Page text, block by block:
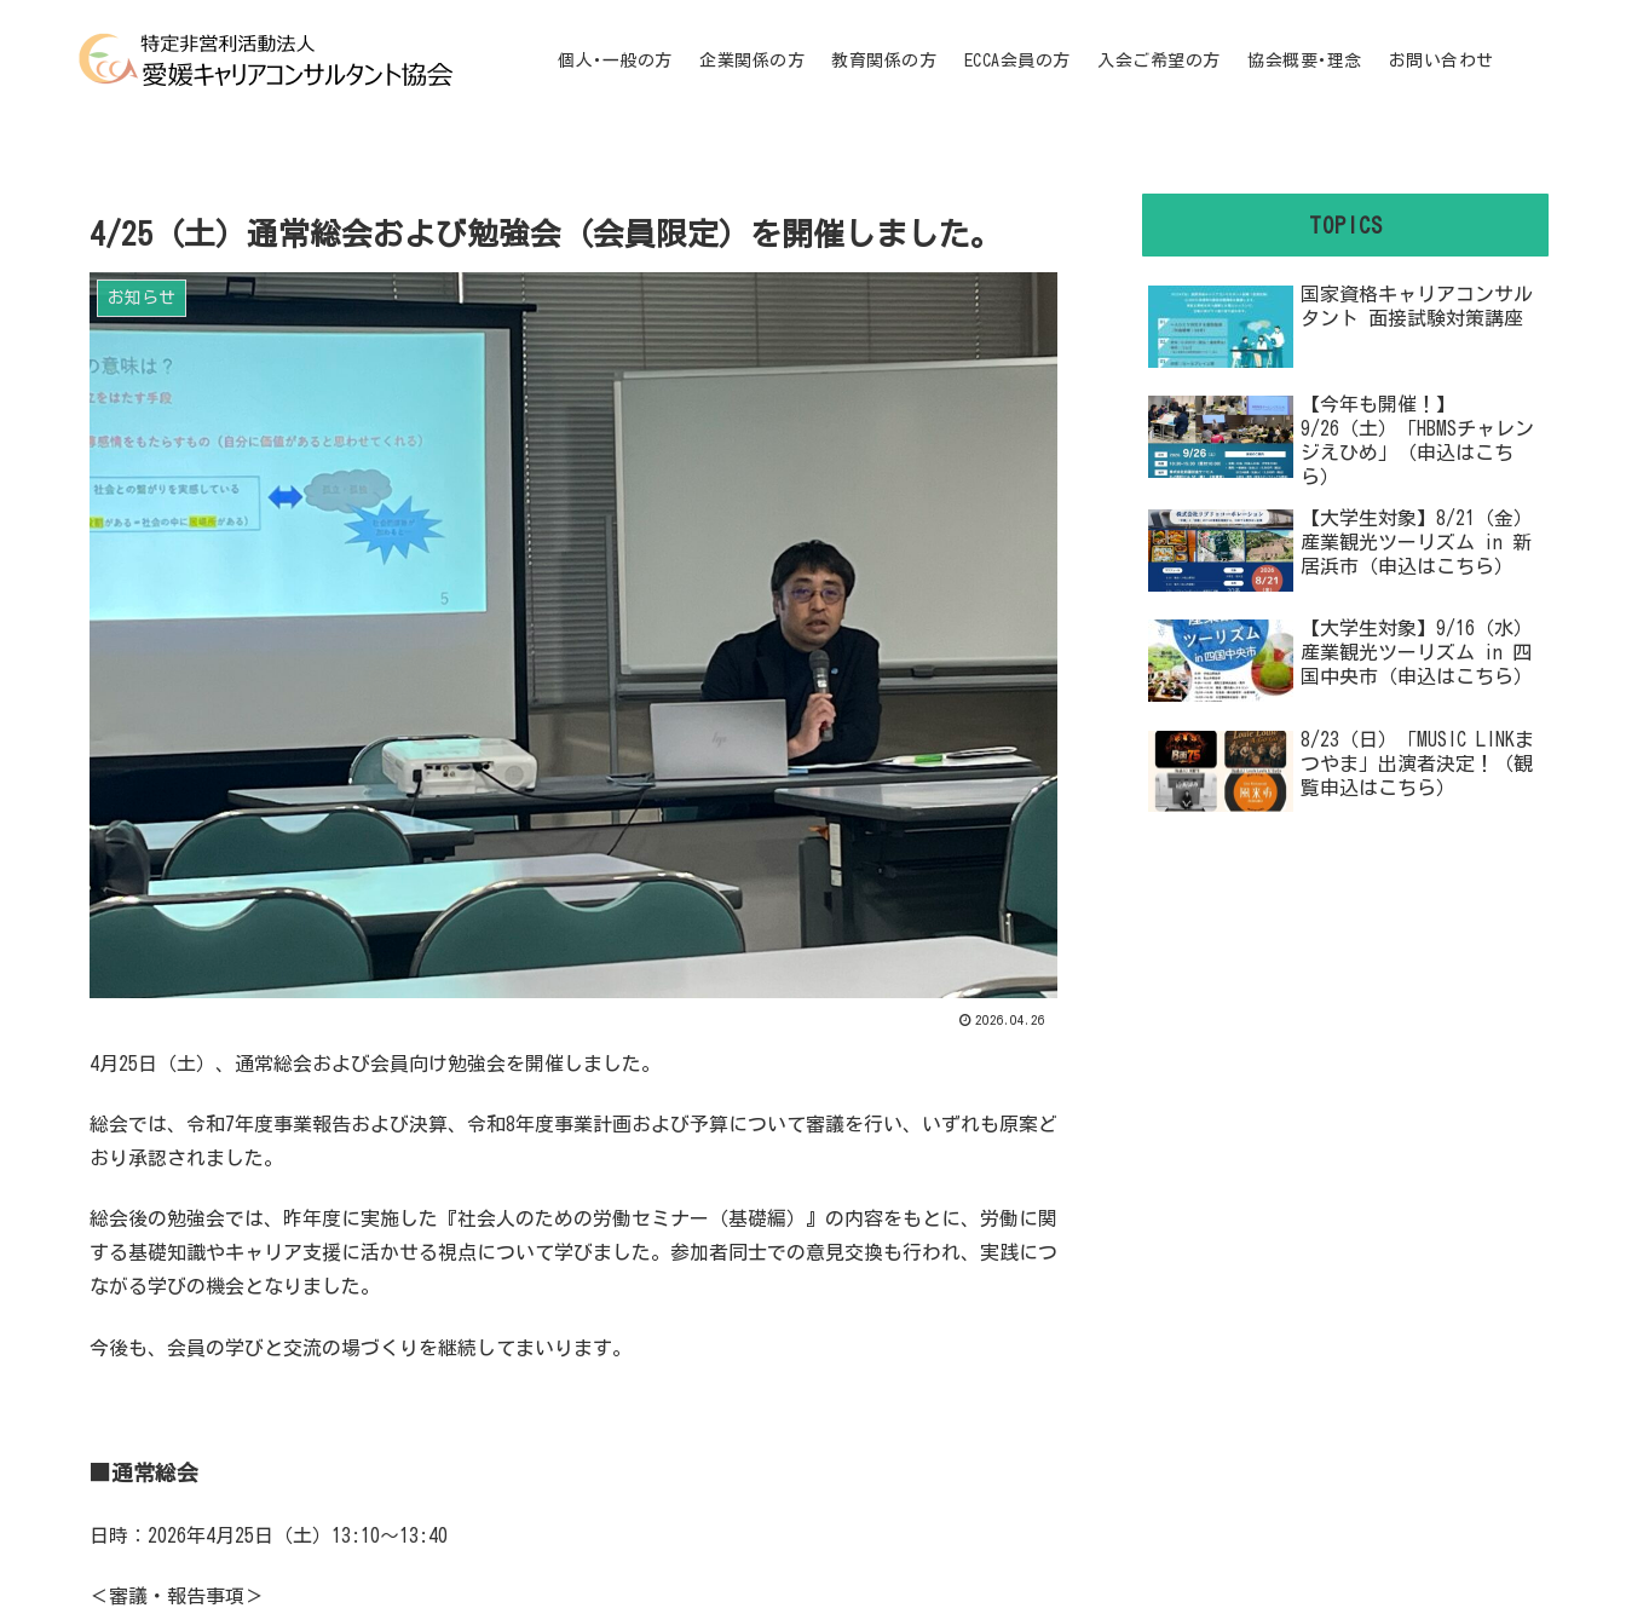
個人･一般の方 企業関係の方 教育関係の方 ECCA会員の方 入会ご希望の方 協会概要･理念 お問い合わせ
4/25（土）通常総会および勉強会（会員限定）を開催しました。
お知らせ
2026.04.26
4月25日（土）、通常総会および会員向け勉強会を開催しました。
総会では、令和7年度事業報告および決算、令和8年度事業計画および予算について審議を行い、いずれも原案ど
おり承認されました。
総会後の勉強会では、昨年度に実施した『社会人のための労働セミナー（基礎編）』の内容をもとに、労働に関
する基礎知識やキャリア支援に活かせる視点について学びました。参加者同士での意見交換も行われ、実践につ
ながる学びの機会となりました。
今後も、会員の学びと交流の場づくりを継続してまいります。
通常総会
日時：2026年4月25日（土）13:10〜13:40
＜審議・報告事項＞
TOPICS
国家資格キャリアコンサル
タント 面接試験対策講座
【今年も開催！】
9/26（土）「HBMSチャレン
ジえひめ」（申込はこち
ら）
【大学生対象】8/21（金）
産業観光ツーリズム in 新
居浜市（申込はこちら）
【大学生対象】9/16（水）
産業観光ツーリズム in 四
国中央市（申込はこちら）
8/23（日）「MUSIC LINKま
つやま」出演者決定！（観
覧申込はこちら）